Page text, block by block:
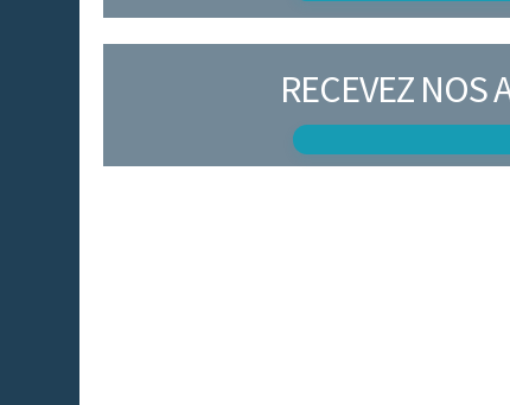
RECEVEZ NOS